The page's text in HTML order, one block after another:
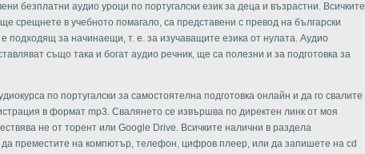
безплатни аудио уроци по португалски език за деца и възрастни. Всичките
срещнете в учебното помагало, са представени с превод на български
е подходящ за начинаещи, т. е. за изучаващите езика от нулата. Аудио
също така и богат аудио речник, ще са полезни и за подготовка за
по португалски за самостоятелна подготовка онлайн и да го свалите
в формат mp3. Свалянето се извършва по директен линк от моя
не от торент или Google Drive. Всичките налични в раздела
преместите на компютър, телефон, цифров плеер, или да запишете на cd